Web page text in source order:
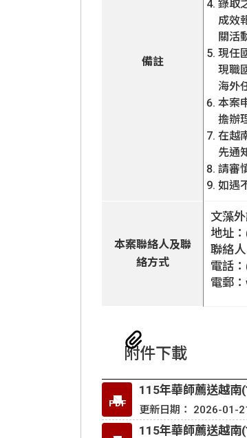
備註
錄取
成效
關活
現任
現職
海外
本案
擔辦
在越
先通
請審
如遇
本案聯絡人及聯
絡方式
文藻
地址
聯絡
電話
電郵
附件下載
PDF
115年華師薦送越南
更新日期： 2026-01-
115年華師薦送越南